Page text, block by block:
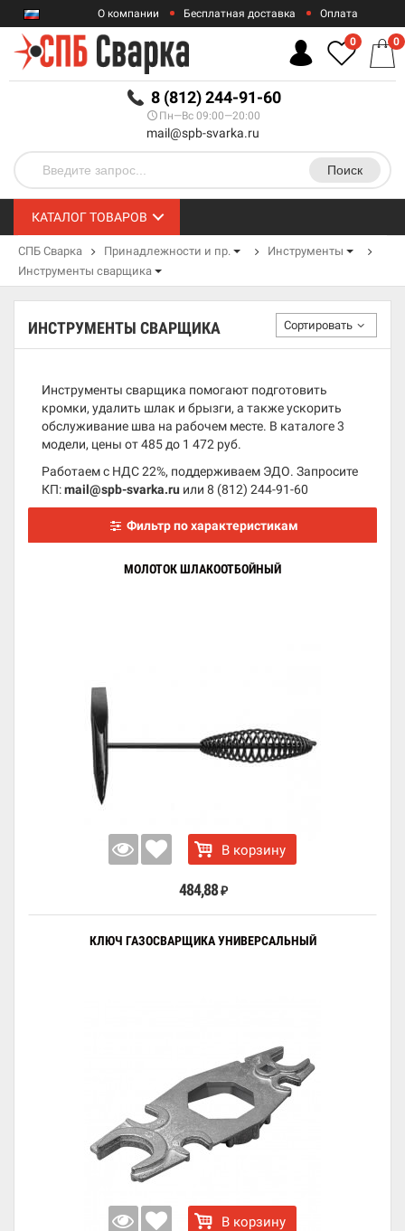
RUB
О компании Бесплатная доставка Оплата
Гарантии
8 (812) 244-91-60
Пн—Вс 09:00—20:00
mail@spb-svarka.ru
Поиск
0 0
КАТАЛОГ ТОВАРОВ
СПБ Сварка Принадлежности и пр.
Инструменты
Инструменты сварщика
ИНСТРУМЕНТЫ СВАРЩИКА Сортировать
Инструменты сварщика помогают подготовить
кромки, удалить шлак и брызги, а также ускорить
обслуживание шва на рабочем месте. В каталоге 3
модели, цены от 485 до 1 472 руб.
Работаем с НДС 22%, поддерживаем ЭДО. Запросите
КП:mail@spb-svarka.ru или 8 (812) 244-91-60
Фильтр по характеристикам
МОЛОТОК ШЛАКООТБОЙНЫЙ
В корзину
484,88 ₽
КЛЮЧ ГАЗОСВАРЩИКА УНИВЕРСАЛЬНЫЙ
В корзину